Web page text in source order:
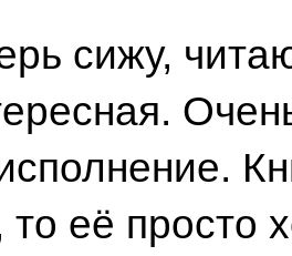
сижу,
то её просто